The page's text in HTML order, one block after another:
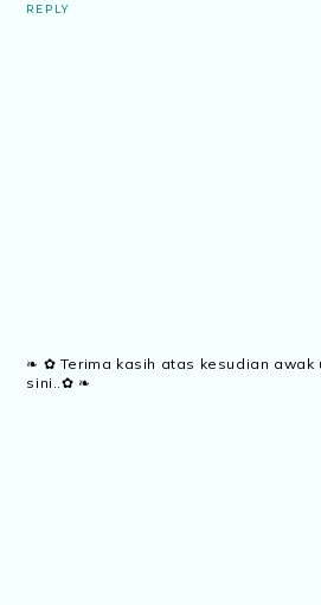
REPLY
❧ ✿ Terima kasih atas kesudian awak
sini..✿ ❧